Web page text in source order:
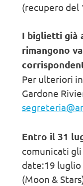
(recupero del
I biglietti già
rimangono
Per ulteriori
Gardone
Entro il 31
comunicati
date:19 luglio
(Moon &